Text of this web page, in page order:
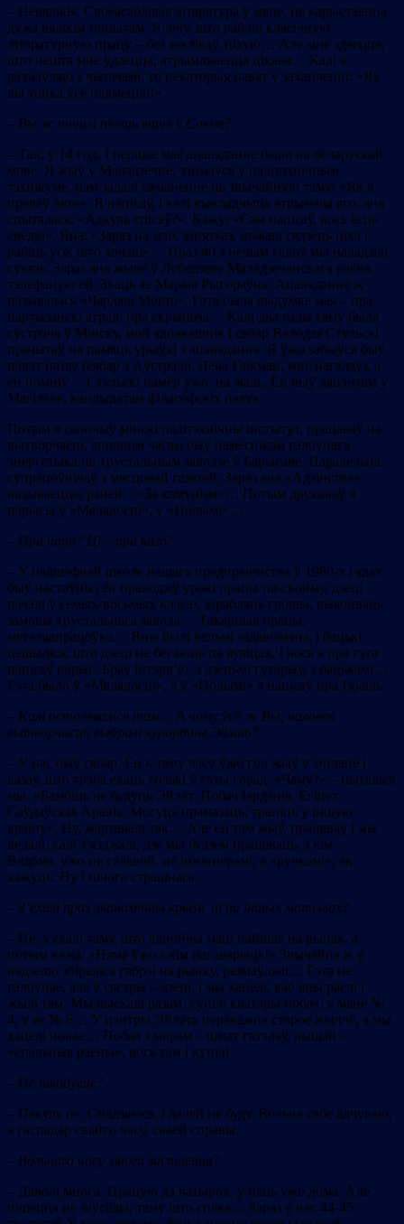
– Невялікія. Своеасаблівая літаратура ў мяне, не карыстаецца
дужа вялікім попытам. Я лічу, што раблю класічную
літаратурную працу – без заклікаў, ціхую… Але мне здаецца,
што нешта мне ўдаецца, атрымлваецца цікава… Калі я
размаўляю з чытачамі, то некаторыя нават у захапленні: «Як
вы тонка ўсё падмецілі!»
– Вы ж пачалі пісаць яшчэ ў Саюзе?
– Так, у 14 год. І першае маё апавяданне было на беларускай
мове. Я жыў у Маладзечне, займаўся ў палітэхнічным
тэхнікуме, нам задалі сачыненне на звычайную тэму: «Як я
правёў лета». Я напісаў, і калі выкладчыца атрымала яго, яна
спыталася: «Адкуль спісаў?». Кажу: «Сам напісаў, вось ёсць
сведкі». Яна: «Зараз на маіх занятках можаш сядзець ціха і
рабіць усё, што хочаш»… Праз 40 з нечым гадоў мы наладзілі
сувязь. Зараз яна жыве ў Лебедзеве Маладзечанскага раёна,
тэлефаную ёй. Зваць яе Марыя Рыгораўна. Апавяданне ж
называлася «Чардаш Монці». Гэта была выдумка мая – пра
партызанскі атрад, пра скрыпача… Калі два гады таму была
сустрэча ў Мінску, мой аднакашнік і сябар Валодзя Стульскі
прачытаў на памяць урыўкі з апавядання. Я ўжо забыўся быў
нават назву (сябар з Аўстраліі, Лёва Глікман, мне нагадаў), а
ён помніў… Стульскі памёр ужо, на жаль. Ён быў дацэнтам у
Магілёве, кандыдатам філасофскіх навук.
Потым я скончыў мінскі палітэхнічны інстытут, працаваў на
вытворчасці, апошнім часам быў намеснікам галоўнага
энергетыка на хрустальным заводзе ў Барысаве. Паралельна
супрацоўнічаў з мясцовай газетай. Зараз яна «Адзінства»
называецца, раней – «За камунізм»… Потым друкаваў я
нарысы ў «Маладосці», у «Полымі»…
– Пра што? Ці – пра каго?
– У падшэфнай школе нашага прадпрыемства ў 1980-х гадах
быў настаўнік, ён праводзіў урокі працы па-свойму, дзеці
пачалі ў сёмых-восьмых класах зарабляць грошы, выконваць
замовы хрустальнага завода… Такарныя працы,
металаапрацоўка… Яны былі вельмі задаволены, і бацькі
цешыліся, што дзеці не бегаюць па вуліцах. І вось я пра гэта
напісаў нарыс. Браў інтэрв’ю, з дзецьмі гутарыў, з бацькамі…
Гэта было ў «Маладосці», а ў «Полымі» я напісаў пра Ізраіль.
– Калі асталяваліся там… А чаму ўсё ж Вы, чалавек
вытворчасці, выбралі курортны Эйлат?
– У нас быў сябар. Ён к таму часу ўжо год жыў у Эйлаце і
казаў, што трэба ехаць толькі ў гэты горад. «Чаму?» – пыталіся
мы. «Бамбіць не будуць Эйлат. Побач Іярданія, Егіпет,
Саўдаўская Аравія. Могуць прамазаць, трапіць у іншую
краіну». Ну, жартавалі так… Але ён там жыў, працаваў і мы
ведалі, калі з’язджалі, дзе мы будзем працаваць, з кім…
Вядома, ужо не галавой, не інжынерамі, а «ручкамі», як
кажуць. Ну і нічога страшнага.
– З’ехалі праз эканамічны крызіс ці па іншых матывах?
– Не, з’ехалі таму, што аднойчы маці пайшла на рынак, а
потым кажа: «Няма ўжо з кім пагаварыць!» Звычайна ж у
нядзелю збіраліся габрэі на рынку, размаўлялі… Гэта не
галоўнае, але ў сястры – дзеці, і мы хацелі, каб яны раслі і
жылі там. Мы выехалі разам, купілі кватэры побач, у мяне №
4, у яе № 6… У цэнтры Эйлата пераважна старое жыллё, а мы
хацелі новае… Побач з морам – шмат гатэляў, вышэй –
«спальныя раёны», вось там і купілі.
– Не шкадуеце?
– Пакуль не. Спадзяюся, і далей не буду. Вольна сябе адчуваю,
я гаспадар свайго часу, сваёй справы…
– Вольнага часу многа застаецца?
– Даволі многа. Працую да чатырох, у пяць ужо дома. Але
пішацца не заўсёды, таму што спёка… Зараз у нас 44-45